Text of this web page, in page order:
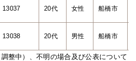
13037 20代 女性 船橋市
13038 20代 男性 船橋市
整中）、不明の場合及び公表について